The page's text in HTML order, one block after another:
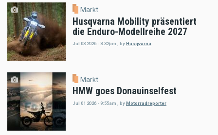
Markt
Husqvarna Mobility präsentiert
die Enduro-Modellreihe 2027
Jul 03 2026 - 8:32pm byHusqvarna
Markt
HMW goes Donauinselfest
Jul 01 2026 - 9:55am byMotorradreporter